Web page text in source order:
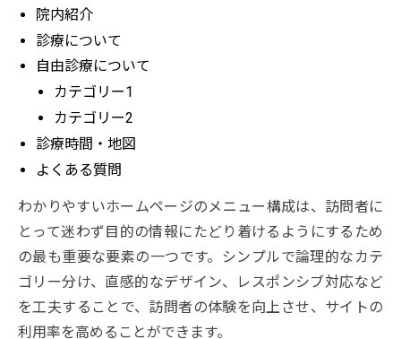
院内紹介
診療について
自由診療について
カテゴリー1
カテゴリー2
診療時間・地図
よくある質問
わかりやすいホームページのメニュー構成は、訪問者に
とって迷わず目的の情報にたどり着けるようにするため
の最も重要な要素の一つです。シンプルで論理的なカテ
ゴリー分け、直感的なデザイン、レスポンシブ対応など
を工夫することで、訪問者の体験を向上させ、サイトの
利用率を高めることができます。